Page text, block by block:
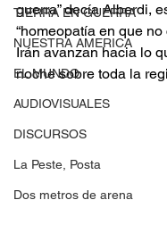
TIERRA EN GUERRA
NUESTRA AMERICA
EL MUNDO
AUDIOVISUALES
DISCURSOS
La Peste, Posta
Dos metros de arena
guerra” decía Alberdi,
“homeopatía en que no
Irán avanzan hacia lo
noche sobre toda la